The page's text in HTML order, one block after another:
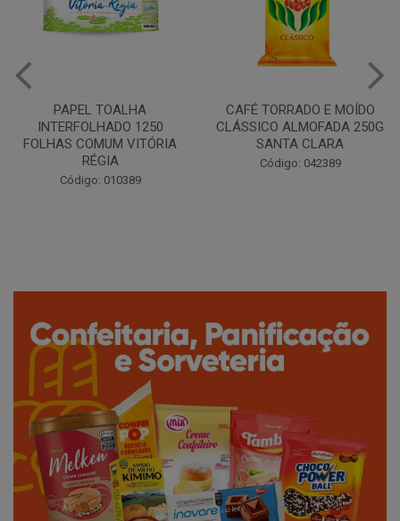
CAFÉ TORRADO E MOÍDO
CLÁSSICO ALMOFADA 250G
SANTA CLARA
Código: 042389
Copo Plástico Branco 180ml
Pacote c/100 - Cristalcopo
Código: 031413